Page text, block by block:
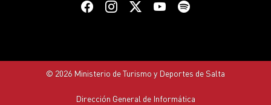
© 2026 Ministerio de Turismo y Deportes de Salta
Dirección General de Informática